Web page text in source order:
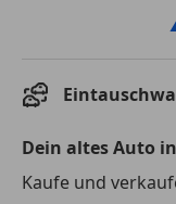
Dein altes Auto
Kaufe und